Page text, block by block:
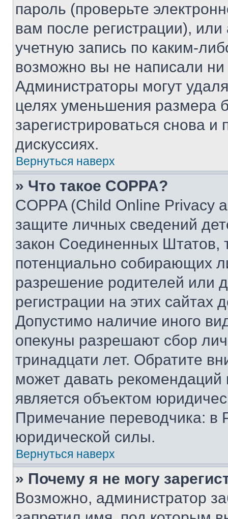
пароль (проверьте
вам после регистрации),
учетную запись по каким-
возможно вы не написали
Администраторы могут
целях уменьшения размера
зарегистрироваться снова и
дискуссиях.
Вернуться наверх
» Что такое COPPA?
COPPA (Child Online Privacy
защите личных сведений
закон Соединенных Штатов,
потенциально собирающих
разрешение родителей или
регистрации на этих сайтах
Допустимо наличие иного
опекуны разрешают сбор
тринадцати лет. Обратите
может давать
является объектом
Примечание переводчика: в
юридической силы.
Вернуться наверх
» Почему я не могу
Возможно, администратор